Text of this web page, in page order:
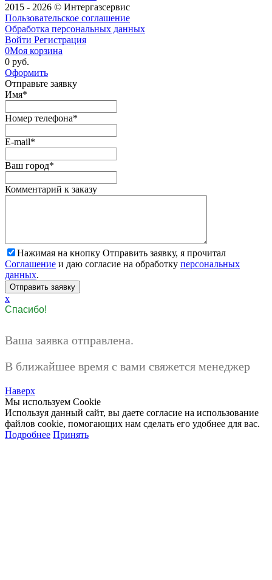
2015 - 2026 © Интергазсервис
Пользовательское соглашение
Обработка персональных данных
Войти Регистрация
0Моя корзина
0 руб.
Оформить
Отправьте заявку
Имя*
Номер телефона*
E-mail*
Ваш город*
Комментарий к заказу
Нажимая на кнопку Отправить заявку, я прочитал
Соглашение и даю согласие на обработку персональных
данных.
x
Спасибо!
Ваша заявка отправлена.
В ближайшее время с вами свяжется менеджер
Наверх
Мы используем Cookie
Используя данный сайт, вы даете согласие на использование
файлов cookie, помогающих нам сделать его удобнее для вас.
Подробнее Принять